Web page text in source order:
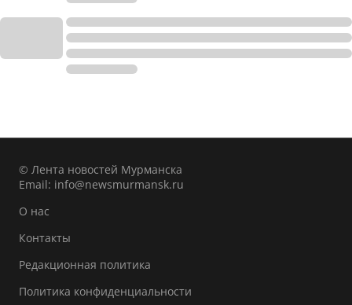
© Лента новостей Мурманска
Email: info@newsmurmansk.ru
О нас
Контакты
Редакционная политика
Политика конфиденциальности